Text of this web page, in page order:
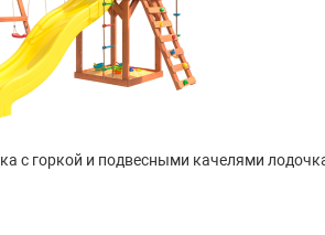
с горкой и подвесными качелями